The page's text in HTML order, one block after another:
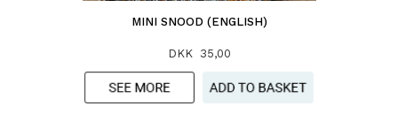
MINI SNOOD (ENGLISH)
DKK 35,00